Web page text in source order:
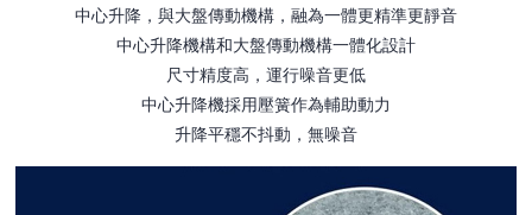
中心升降，與大盤傳動機構，融為一體更精準更靜音
中心升降機構和大盤傳動機構一體化設計
尺寸精度高，運行噪音更低
中心升降機採用壓簧作為輔助動力
升降平穩不抖動，無噪音